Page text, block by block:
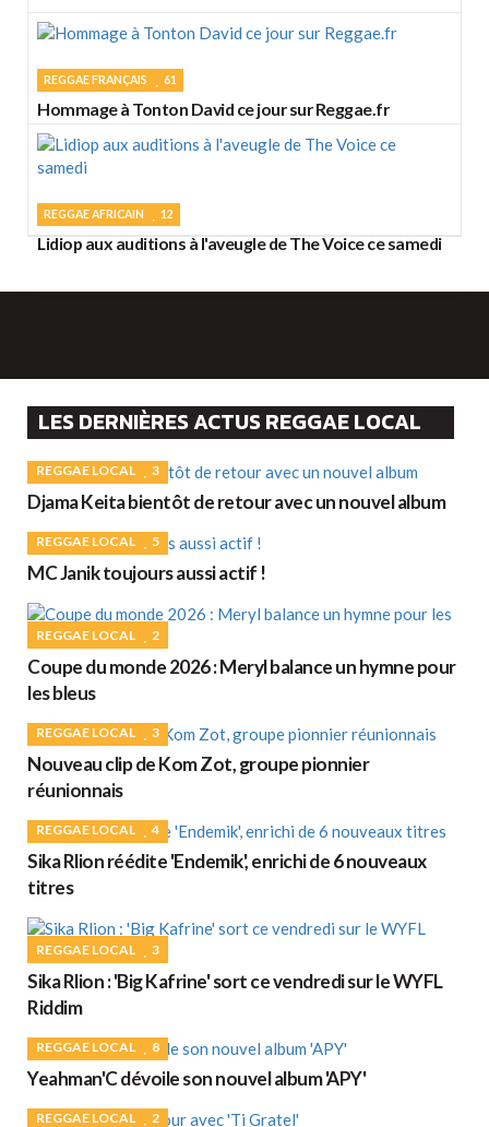
REGGAE FRANÇAIS 61
Hommage à Tonton David ce jour sur Reggae.fr
REGGAE AFRICAIN 12
Lidiop aux auditions à l'aveugle de The Voice ce samedi
LES DERNIÈRES ACTUS REGGAE LOCAL
REGGAE LOCAL 3
Djama Keita bientôt de retour avec un nouvel album
REGGAE LOCAL 5
MC Janik toujours aussi actif !
REGGAE LOCAL 2
Coupe du monde 2026 : Meryl balance un hymne pour
les bleus
REGGAE LOCAL 3
Nouveau clip de Kom Zot, groupe pionnier
réunionnais
REGGAE LOCAL 4
Sika Rlion réédite 'Endemik', enrichi de 6 nouveaux
titres
REGGAE LOCAL 3
Sika Rlion : 'Big Kafrine' sort ce vendredi sur le WYFL
Riddim
REGGAE LOCAL 8
Yeahman'C dévoile son nouvel album 'APY'
REGGAE LOCAL 2